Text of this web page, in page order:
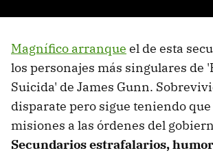
Magnífico arranque el de esta
los personajes más singulares de
Suicida' de James Gunn.
disparate pero sigue teniendo
misiones a las órdenes del
Secundarios estrafalarios,